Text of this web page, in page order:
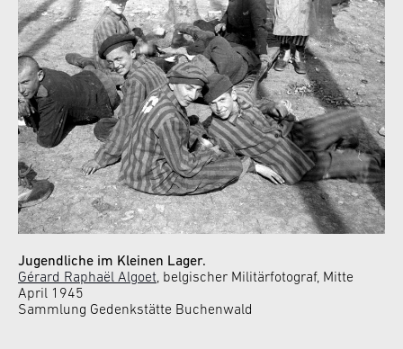
Jugendliche im Kleinen Lager.
Gérard Raphaël Algoet , belgischer Militärfotograf, Mitte
April 1945
Sammlung Gedenkstätte Buchenwald